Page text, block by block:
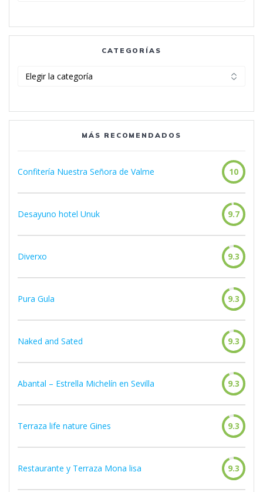
CATEGORÍAS
MÁS RECOMENDADOS
Confitería Nuestra Señora de Valme 10
Desayuno hotel Unuk 9.7
Diverxo 9.3
Pura Gula 9.3
Naked and Sated 9.3
Abantal – Estrella Michelín en Sevilla 9.3
Terraza life nature Gines 9.3
Restaurante y Terraza Mona lisa 9.3